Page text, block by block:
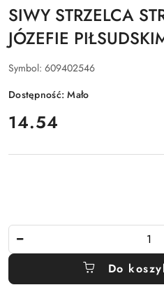
SIWY STRZELCA
JÓZEFIE
Symbol: 609402546
Dostępność:Mało
cena:
14.54
Do